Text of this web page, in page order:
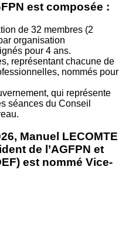
est composée :
de 32 membres (2
organisation
pour 4 ans.
représentant chacune de
nommés pour
qui représente
séances du Conseil
Manuel LECOMTE
de l’AGFPN et
est nommé Vice-